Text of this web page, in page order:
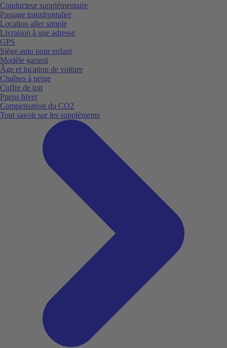
Conducteur supplémentaire
Passage transfrontalier
Location aller simple
Livraison à une adresse
GPS
Siège auto pour enfant
Modèle garanti
Âge et location de voiture
Chaînes à neige
Coffre de toit
Pneus hiver
Compensation du CO2
Tout savoir sur les suppléments